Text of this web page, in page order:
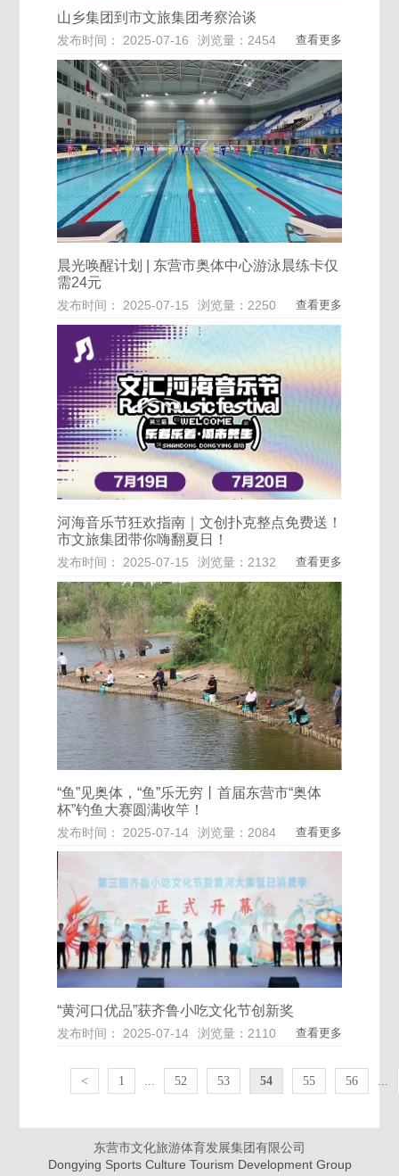
山乡集团到市文旅集团考察洽谈
发布时间： 2025-07-16 浏览量：2454 查看更多
晨光唤醒计划 | 东营市奥体中心游泳晨练卡仅
需24元
发布时间： 2025-07-15 浏览量：2250 查看更多
河海音乐节狂欢指南｜文创扑克整点免费送！
市文旅集团带你嗨翻夏日！
发布时间： 2025-07-15 浏览量：2132 查看更多
“鱼”见奥体，“鱼”乐无穷丨首届东营市“奥体
杯”钓鱼大赛圆满收竿！
发布时间： 2025-07-14 浏览量：2084 查看更多
“黄河口优品”获齐鲁小吃文化节创新奖
发布时间： 2025-07-14 浏览量：2110 查看更多
< 1 ... 52 53 54 55 56 ...
东营市文化旅游体育发展集团有限公司
Dongying Sports Culture Tourism Development Group